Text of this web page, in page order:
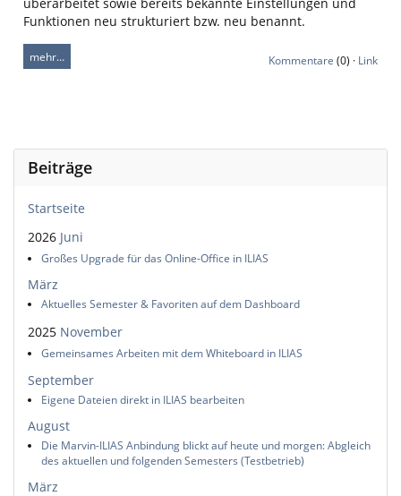
Funktionen neu strukturiert bzw. neu benannt.
mehr… Kommentare (0) · Link
Beiträge
Startseite
2026 Juni
Großes Upgrade für das Online-Office in ILIAS
März
Aktuelles Semester & Favoriten auf dem Dashboard
2025 November
Gemeinsames Arbeiten mit dem Whiteboard in ILIAS
September
Eigene Dateien direkt in ILIAS bearbeiten
August
Die Marvin-ILIAS Anbindung blickt auf heute und morgen: Abgleich
des aktuellen und folgenden Semesters (Testbetrieb)
März